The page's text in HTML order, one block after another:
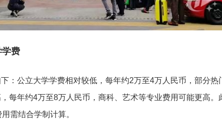
学费
：公立大学学费相对较低，每年约2万至4万人民币，部分热
每年约4万至8万人民币，商科、艺术等专业费用可能更高。
需结合学制计算。